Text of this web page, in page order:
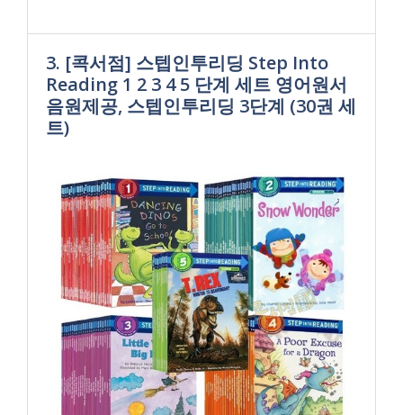
3. [콕서점] 스텝인투리딩 Step Into
Reading 1 2 3 4 5 단계 세트 영어원서
음원제공, 스텝인투리딩 3단계 (30권 세
트)